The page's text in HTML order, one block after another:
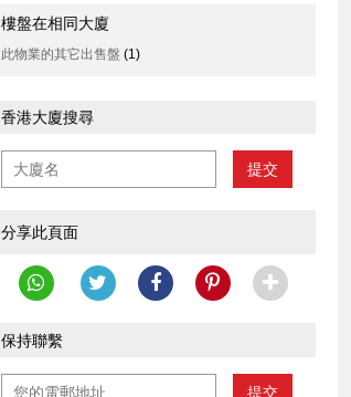
樓盤在相同大廈
此物業的其它出售盤 (1)
香港大廈搜尋
提交
分享此頁面
保持聯繫
提交